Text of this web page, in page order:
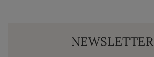
NEWSLETTER